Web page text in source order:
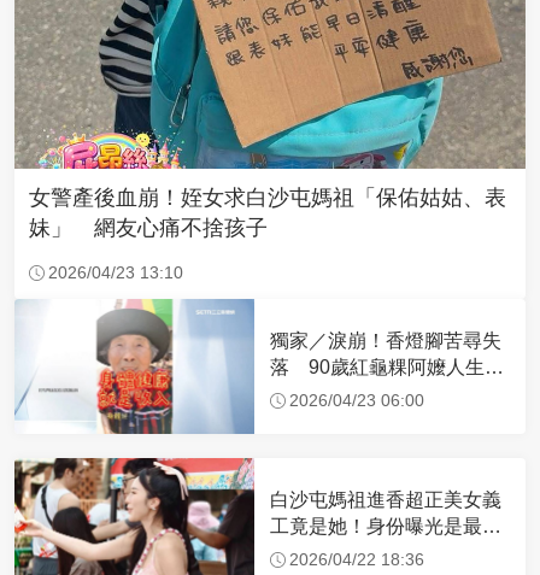
女警產後血崩！姪女求白沙屯媽祖「保佑姑姑、表
妹」 網友心痛不捨孩子
2026/04/23 13:10
獨家／淚崩！香燈腳苦尋失
落 90歲紅龜粿阿嬤人生謝
幕2026/04/23 06:00
白沙屯媽祖進香超正美女義
工竟是她！身份曝光是最美
禮生 一輩子不結婚
2026/04/22 18:36